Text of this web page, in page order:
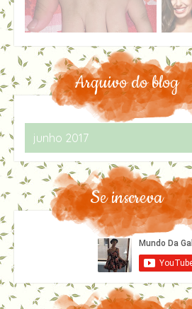
Arquivo do blog
Se inscreva